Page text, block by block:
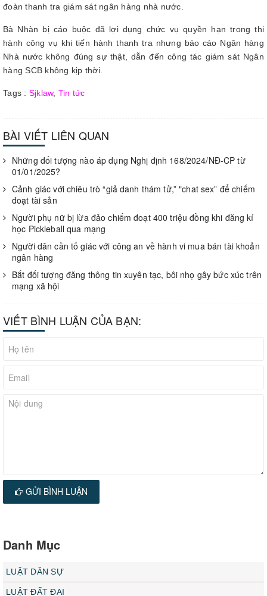
đoàn thanh tra giám sát ngân hàng nhà nước.
Bà Nhàn bị cáo buộc đã lợi dụng chức vụ quyền hạn trong thi
hành công vụ khi tiến hành thanh tra nhưng báo cáo Ngân hàng
Nhà nước không đúng sự thật, dẫn đến công tác giám sát Ngân
hàng SCB không kịp thời.
Tags : Sjklaw, Tin tức
BÀI VIẾT LIÊN QUAN
Những đối tượng nào áp dụng Nghị định 168/2024/NĐ-CP từ
01/01/2025?
Cảnh giác với chiêu trò “giả danh thám tử,” "chat sex” để chiếm
đoạt tài sản
Người phụ nữ bị lừa đảo chiếm đoạt 400 triệu đồng khi đăng kí
học Pickleball qua mạng
Người dân cần tố giác với công an về hành vi mua bán tài khoản
ngân hàng
Bắt đối tượng đăng thông tin xuyên tạc, bôi nhọ gây bức xúc trên
mạng xã hội
VIẾT BÌNH LUẬN CỦA BẠN:
GỬI BÌNH LUẬN
Danh Mục
LUẬT DÂN SỰ
LUẬT ĐẤT ĐAI